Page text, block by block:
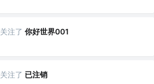
关注了 你好世界001
关注了 已注销